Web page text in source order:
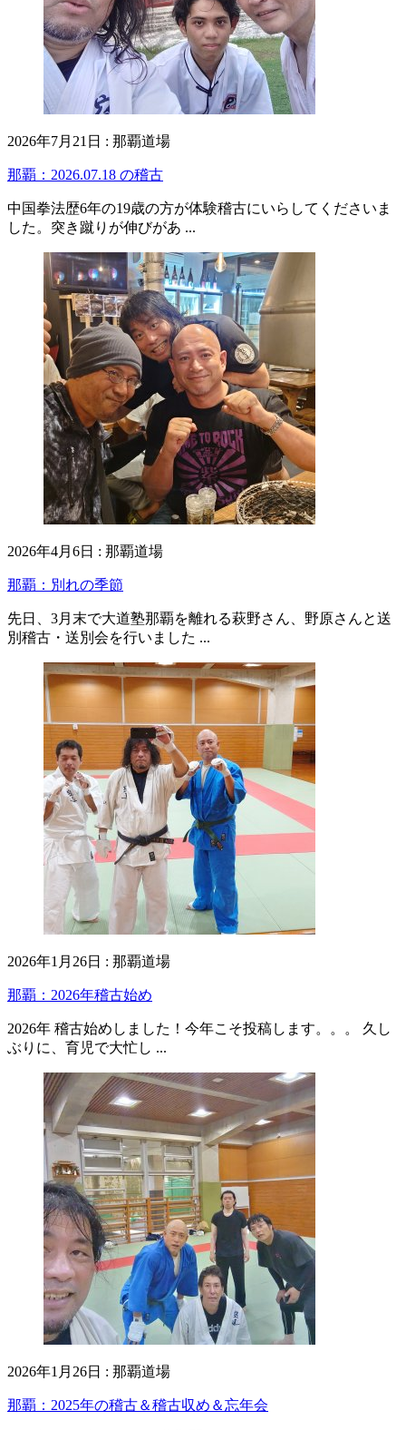
2026年7月21日 : 那覇道場
那覇：2026.07.18 の稽古
中国拳法歴6年の19歳の方が体験稽古にいらしてくださいま
した。突き蹴りが伸びがあ ...
2026年4月6日 : 那覇道場
那覇：別れの季節
先日、3月末で大道塾那覇を離れる萩野さん、野原さんと送
別稽古・送別会を行いました ...
2026年1月26日 : 那覇道場
那覇：2026年稽古始め
2026年 稽古始めしました！今年こそ投稿します。。。 久し
ぶりに、育児で大忙し ...
2026年1月26日 : 那覇道場
那覇：2025年の稽古＆稽古収め＆忘年会